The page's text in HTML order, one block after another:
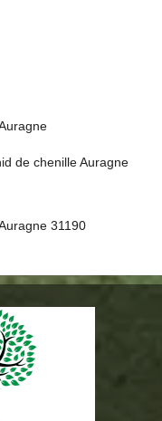
de chenille Auragne
31190